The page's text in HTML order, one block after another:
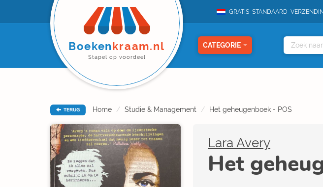
GRATIS STANDAARD
Boekenkraam.nl
Stapel op voordeel
CATEGORIE
TERUG Home Studie & Management Het geheugenboek - POS
Lara Avery
Het